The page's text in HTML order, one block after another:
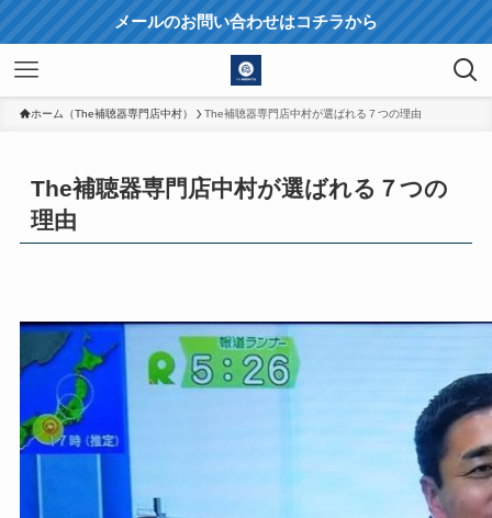
メールのお問い合わせはコチラから
ホーム（The補聴器専門店中村） The補聴器専門店中村が選ばれる７つの理由
The補聴器専門店中村が選ばれる７つの
理由